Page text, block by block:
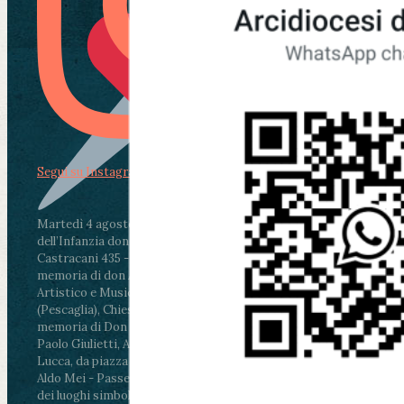
Martedì 4 agosto2026
ore 11:30 - Lucca, Scuola
dell’Infanzia don Aldo Mei - Viale Castruccio
Castracani 435 - Inaugurazione murales in
memoria di don Aldo Mei curato dal Liceo
Artistico e Musicale “Passaglia”
ore 18 - Fiano
(Pescaglia), Chiesa parrocchiale - Messa in
memoria di Don Aldo Mei celebrata da mons.
Paolo Giulietti, Arcivescovo di Lucca
ore 20.30 -
Lucca, da piazza San Michele al Cippo di don
Aldo Mei - Passeggiata della Memoria in alcuni
dei luoghi simbolo della città. Ritrovo alle ore
Segui su Instagram